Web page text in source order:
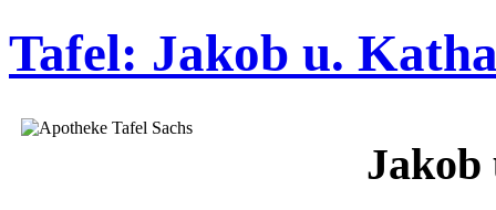
Tafel: Jakob u.
Jakob